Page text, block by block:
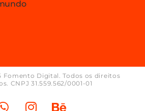
Fomento Digital. Todos os direitos
CNPJ 31.559.562/0001-01